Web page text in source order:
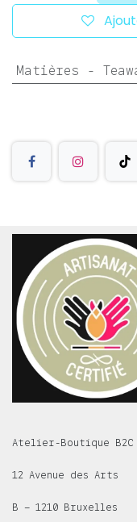
Matières -
Atelier-Boutique B2C
12 Avenue des Arts
B – 1210 Bruxelles